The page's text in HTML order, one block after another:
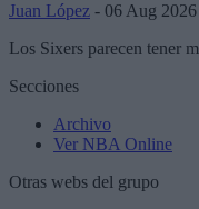
Juan López - 06 Aug 2026
Los Sixers parecen tener
Secciones
Archivo
Ver NBA Online
Otras webs del grupo